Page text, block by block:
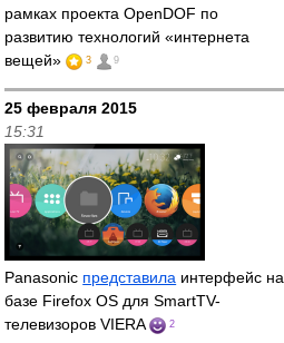
рамках проекта OpenDOF по
развитию технологий «интернета
вещей»
3 9
25 февраля 2015
15:31
Panasonic представила интерфейс на
базе Firefox OS для SmartTV-
телевизоров VIERA
2